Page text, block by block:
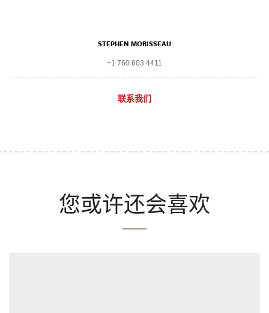
STEPHEN MORISSEAU
+1 760 603 4411
联系我们
您或许还会喜欢